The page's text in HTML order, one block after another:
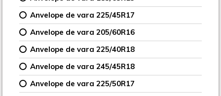
Anvelope de vara 225/45R17
Anvelope de vara 205/60R16
Anvelope de vara 225/40R18
Anvelope de vara 245/45R18
Anvelope de vara 225/50R17